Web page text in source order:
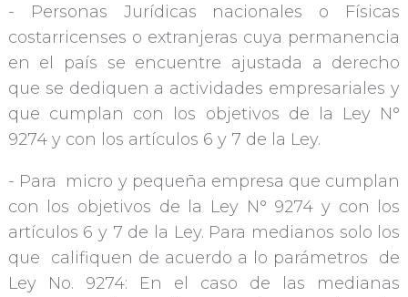
- Personas Jurídicas nacionales o Físicas
costarricenses o extranjeras cuya permanencia
en el país se encuentre ajustada a derecho
que se dediquen a actividades empresariales y
que cumplan con los objetivos de la Ley N°
9274 y con los artículos 6 y 7 de la Ley.
- Para micro y pequeña empresa que cumplan
con los objetivos de la Ley N° 9274 y con los
artículos 6 y 7 de la Ley. Para medianos solo los
que califiquen de acuerdo a lo parámetros de
Ley No. 9274: En el caso de las medianas